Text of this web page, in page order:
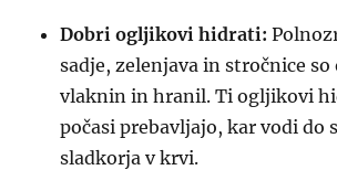
Dobri ogljikovi hidrati:
sadje, zelenjava in stročnice
vlaknin in hranil. Ti ogljikovi
počasi prebavljajo, kar vodi do
sladkorja v krvi.